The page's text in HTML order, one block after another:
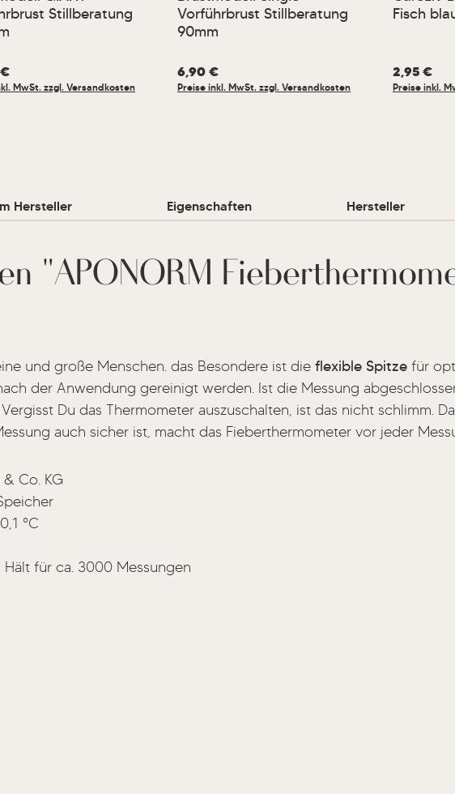
Stillberatung
Preis:
MwSt. zzgl. Versandkosten
Vorführbrust Stillberatung
90mm
Regulärer Preis:
6,90 €
Preise inkl. MwSt. zzgl. Versandkosten
Fisch
Regulärer
2,95 €
Preise inkl.
Hersteller Eigenschaften Hersteller
"APONORM
und große Menschen. das Besondere ist die flexible Spitze für
der Anwendung gereinigt werden. Ist die Messung
Du das Thermometer auszuschalten, ist das nicht schlimm.
auch sicher ist, macht das Fieberthermometer vor jeder
Co. KG
°C
für ca. 3000 Messungen